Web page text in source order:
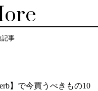
事
】で今買うべきもの10